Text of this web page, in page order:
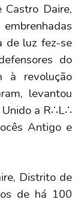
Daire,
de luz fez-se
do
à revolução
levantou
a R∴L∴
Antigo e
Distrito de
de há 100